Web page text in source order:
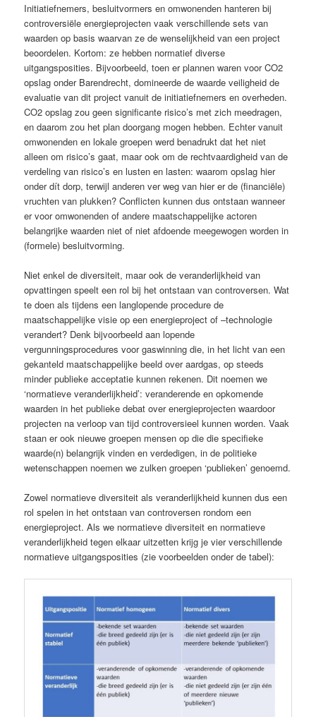
Initiatiefnemers, besluitvormers en omwonenden hanteren bij
controversiële energieprojecten vaak verschillende sets van
waarden op basis waarvan ze de wenselijkheid van een project
beoordelen. Kortom: ze hebben normatief diverse
uitgangsposities. Bijvoorbeeld, toen er plannen waren voor CO2
opslag onder Barendrecht, domineerde de waarde veiligheid de
evaluatie van dit project vanuit de initiatiefnemers en overheden.
CO2 opslag zou geen significante risico’s met zich meedragen,
en daarom zou het plan doorgang mogen hebben. Echter vanuit
omwonenden en lokale groepen werd benadrukt dat het niet
alleen om risico’s gaat, maar ook om de rechtvaardigheid van de
verdeling van risico’s en lusten en lasten: waarom opslag hier
onder dít dorp, terwijl anderen ver weg van hier er de (financiële)
vruchten van plukken? Conflicten kunnen dus ontstaan wanneer
er voor omwonenden of andere maatschappelijke actoren
belangrijke waarden niet of niet afdoende meegewogen worden in
(formele) besluitvorming.
Niet enkel de diversiteit, maar ook de veranderlijkheid van
opvattingen speelt een rol bij het ontstaan van controversen. Wat
te doen als tijdens een langlopende procedure de
maatschappelijke visie op een energieproject of –technologie
verandert? Denk bijvoorbeeld aan lopende
vergunningsprocedures voor gaswinning die, in het licht van een
gekanteld maatschappelijke beeld over aardgas, op steeds
minder publieke acceptatie kunnen rekenen. Dit noemen we
‘normatieve veranderlijkheid’: veranderende en opkomende
waarden in het publieke debat over energieprojecten waardoor
projecten na verloop van tijd controversieel kunnen worden. Vaak
staan er ook nieuwe groepen mensen op die die specifieke
waarde(n) belangrijk vinden en verdedigen, in de politieke
wetenschappen noemen we zulken groepen ‘publieken’ genoemd.
Zowel normatieve diversiteit als veranderlijkheid kunnen dus een
rol spelen in het ontstaan van controversen rondom een
energieproject. Als we normatieve diversiteit en normatieve
veranderlijkheid tegen elkaar uitzetten krijg je vier verschillende
normatieve uitgangsposities (zie voorbeelden onder de tabel):